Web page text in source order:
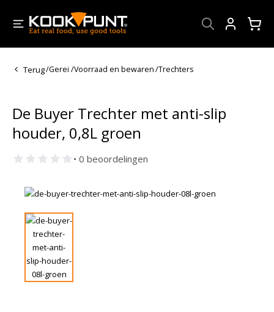
Terug/Gerei /Voorraad en bewaren/Trechters
De Buyer Trechter met anti-slip
houder, 0,8L groen
• 0 beoordelingen